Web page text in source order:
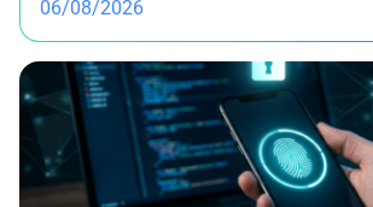
06/08/2026